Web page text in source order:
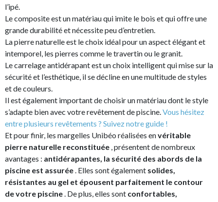
l’ipé.
Le composite est un matériau qui imite le bois et qui offre une
grande durabilité et nécessite peu d’entretien.
La pierre naturelle est le choix idéal pour un aspect élégant et
intemporel, les pierres comme le travertin ou le granit.
Le carrelage antidérapant est un choix intelligent qui mise sur la
sécurité et l’esthétique, il se décline en une multitude de styles
et de couleurs.
Il est également important de choisir un matériau dont le style
s’adapte bien avec votre revêtement de piscine.Vous hésitez
entre plusieurs revêtements ? Suivez notre guide !
Et pour finir, les margelles Unibéo réalisées envéritable
pierre naturelle reconstituée , présentent de nombreux
avantages : antidérapantes, la sécurité des abords de la
piscine est assurée. Elles sont également solides,
résistantes au gel et épousent parfaitement le contour
de votre piscine. De plus, elles sont confortables,